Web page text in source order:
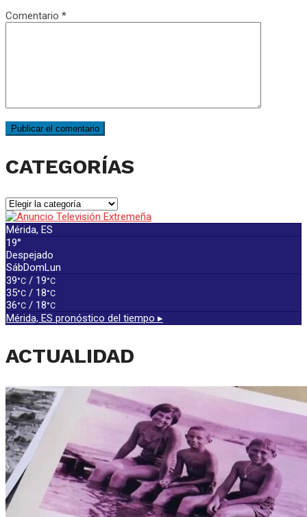
Comentario *
CATEGORÍAS
CATEGORÍAS
Mérida, ES
19°
Despejado
SábDomLun
39°C / 19°C
35°C / 18°C
36°C / 18°C
Mérida, ES pronóstico del tiempo ▸
ACTUALIDAD